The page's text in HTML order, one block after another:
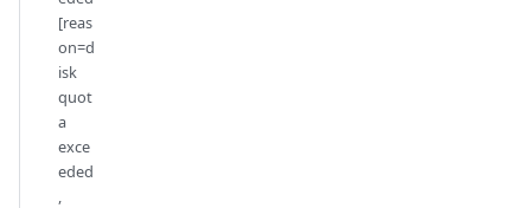
[reas
on=d
isk
quot
a
exce
eded
,